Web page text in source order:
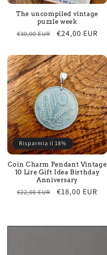
The uncompiled vintage
puzzle week
Regular
€30,00 EUR
Sale
€24,00 EUR
Risparmia il 18%
Coin Charm Pendant Vintage
10 Lire Gift Idea Birthday
Anniversary
Regular
€22,00 EUR
Sale
€18,00 EUR